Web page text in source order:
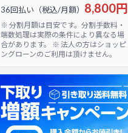
36回払い（税込/月額） 8,800円
※ 分割月額は目安です。分割手数料・
端数処理は実際の条件により異なる場
合があります。 ※ 法人の方はショッピ
ングローンのご利用は頂けません。